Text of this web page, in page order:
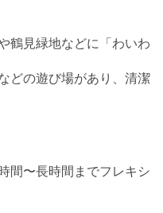
鶴見緑地などに「わいわ
どの遊び場があり、清潔
間〜長時間までフレキシ